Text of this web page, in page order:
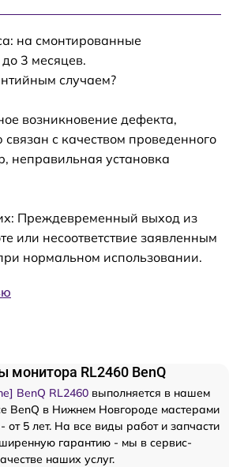
на смонтированные
3 месяцев.
случаем?
возникновение дефекта,
с качеством проведенного
неправильная установка
Преждевременный выход из
или несоответствие заявленным
нормальном использовании.
монитора RL2460 BenQ
BenQ RL2460 выполняется в нашем
BenQ в Нижнем Новгороде мастерами
от 5 лет. На все виды работ и запчасти
гарантию - мы в сервис-
наших услуг.